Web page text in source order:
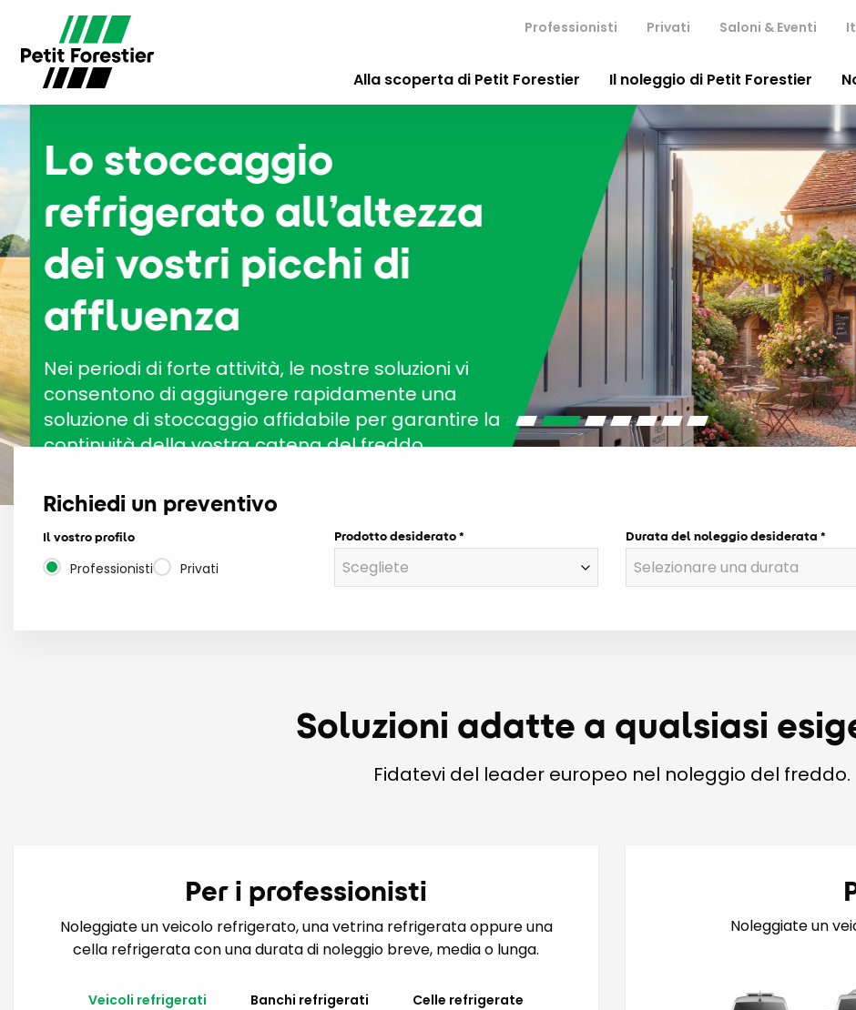
Professionisti Privati Saloni & Eventi
Alla scoperta di Petit Forestier Il noleggio di Petit Forestier
Lo stoccaggio
refrigerato all’altezza
dei vostri picchi di
affluenza
Nei periodi di forte attività, le nostre soluzioni vi
consentono di aggiungere rapidamente una
soluzione di stoccaggio affidabile per garantire la
continuità della vostra catena del freddo.
Per saperne di più
Richiedi un preventivo
Il vostro profilo
Professionisti Privati
Prodotto desiderato Durata del noleggio desiderata
Soluzioni adatte a qualsiasi
Fidatevi del leader europeo nel noleggio del freddo.
Per i professionisti
Noleggiate un veicolo refrigerato, una vetrina refrigerata oppure una
cella refrigerata con una durata di noleggio breve, media o lunga.
Veicoli refrigerati Banchi refrigerati Celle refrigerate
Noleggiate un